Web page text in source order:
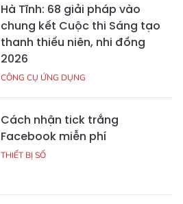
Hà Tĩnh: 68 giải pháp vào
chung kết Cuộc thi Sáng tạo
thanh thiếu niên, nhi đồng
2026
CÔNG CỤ ỨNG DỤNG
Cách nhận tick trắng
Facebook miễn phí
THIẾT BỊ SỐ